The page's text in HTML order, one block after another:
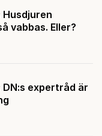
Husdjuren
vabbas. Eller?
DN:s expertråd är